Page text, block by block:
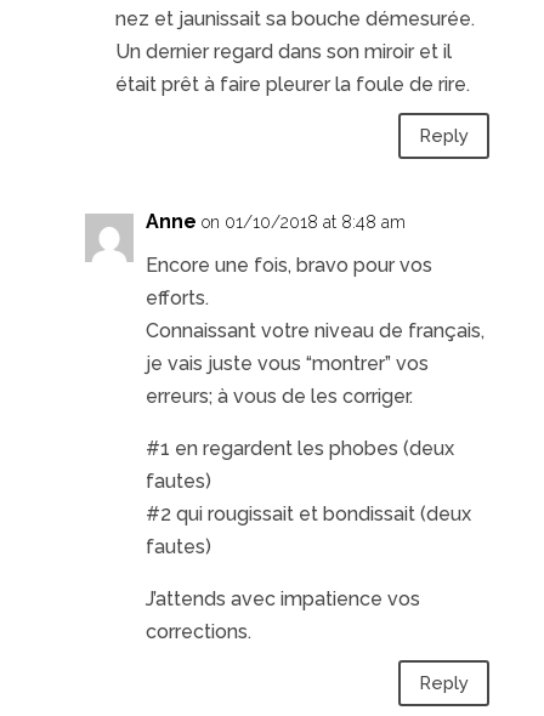
nez et jaunissait sa bouche démesurée.
Un dernier regard dans son miroir et il
était prêt à faire pleurer la foule de rire.
Reply
Anne on 01/10/2018 at 8:48 am
Encore une fois, bravo pour vos
efforts.
Connaissant votre niveau de français,
je vais juste vous “montrer” vos
erreurs; à vous de les corriger.
#1 en regardent les phobes (deux
fautes)
#2 qui rougissait et bondissait (deux
fautes)
J’attends avec impatience vos
corrections.
Reply